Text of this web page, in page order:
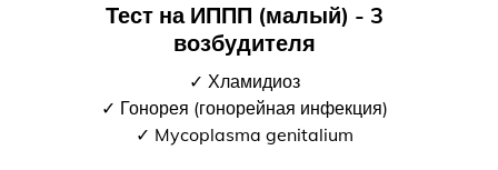
Тест на ИППП (малый) - 3
возбудителя
✓ Хламидиоз
✓ Гонорея (гонорейная инфекция)
✓ Mycoplasma genitalium